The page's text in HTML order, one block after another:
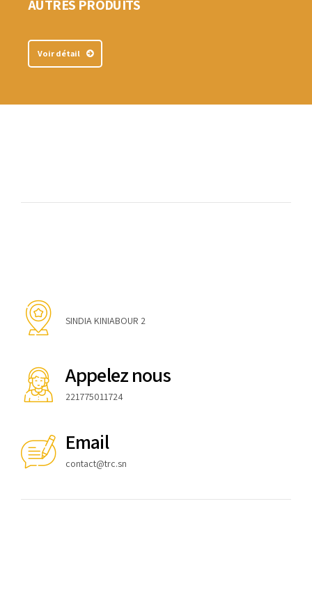
AUTRES PRODUITS
Voir détail
SINDIA KINIABOUR 2
Appelez nous
221775011724
Email
contact@trc.sn